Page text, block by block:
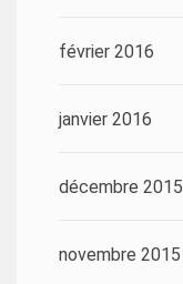
février 2016
janvier 2016
décembre 2015
novembre 2015